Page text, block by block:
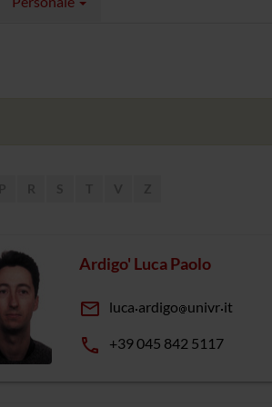
Ardigo' Luca Paolo
email luca ardigo univr it
phone +39 045 842 5117